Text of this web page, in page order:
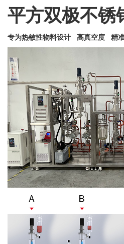
平方双极不锈
专为热敏性物料设计 高真空度 精